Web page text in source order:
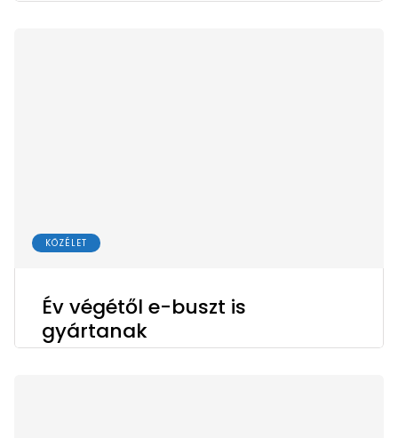
KÖZÉLET
Év végétől e-buszt is
gyártanak